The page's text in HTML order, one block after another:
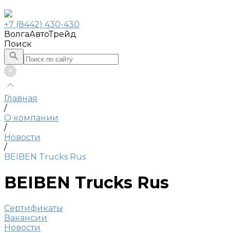
+7 (8442) 430-430
ВолгаАвтоТрейд
Поиск
Главная
/
О компании
/
Новости
/
BEIBEN Trucks Rus
BEIBEN Trucks Rus
Сертификаты
Вакансии
Новости